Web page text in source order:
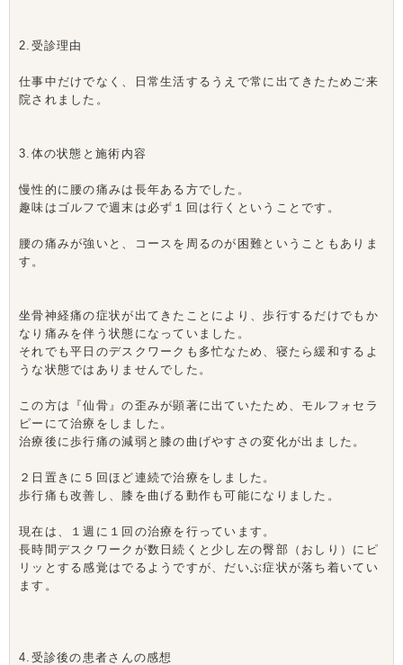
2.受診理由
仕事中だけでなく、日常生活するうえで常に出てきたためご来
院されました。
3.体の状態と施術内容
慢性的に腰の痛みは長年ある方でした。
趣味はゴルフで週末は必ず１回は行くということです。
腰の痛みが強いと、コースを周るのが困難ということもありま
す。
坐骨神経痛の症状が出てきたことにより、歩行するだけでもか
なり痛みを伴う状態になっていました。
それでも平日のデスクワークも多忙なため、寝たら緩和するよ
うな状態ではありませんでした。
この方は『仙骨』の歪みが顕著に出ていたため、モルフォセラ
ピーにて治療をしました。
治療後に歩行痛の減弱と膝の曲げやすさの変化が出ました。
２日置きに５回ほど連続で治療をしました。
歩行痛も改善し、膝を曲げる動作も可能になりました。
現在は、１週に１回の治療を行っています。
長時間デスクワークが数日続くと少し左の臀部（おしり）にピ
リッとする感覚はでるようですが、だいぶ症状が落ち着いてい
ます。
4.受診後の患者さんの感想